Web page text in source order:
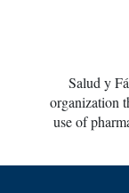
Salud y
organization
use of